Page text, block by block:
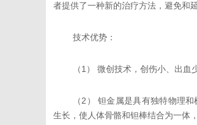
者提供了一种新的治疗方法，避免和
技术优势：
（1） 微创技术，创伤小、出血
（2） 钽金属是具有独特物理
生长，使人体骨骼和钽棒结合为一体